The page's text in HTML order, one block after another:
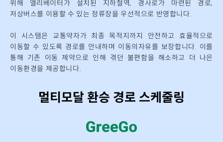
위해 엘리베이터 가 설치된 지하철역, 경사로가 마련된 경로,
저상버스를 이용할 수 있는 정류장을 우선적으로 반영합니다.
이 시스템은 교통약자가 최종 목적지까지 안전하고 효율적으로
이동할 수 있도록 경로를 안내하며 이동의자유를 보장합니다. 이를
통해 기존 이동 제약으로 인해 겪던 불편함을 해소하고 더 나은
이동환경을 제공합니다.
멀티모달 환승 경로 스케줄링